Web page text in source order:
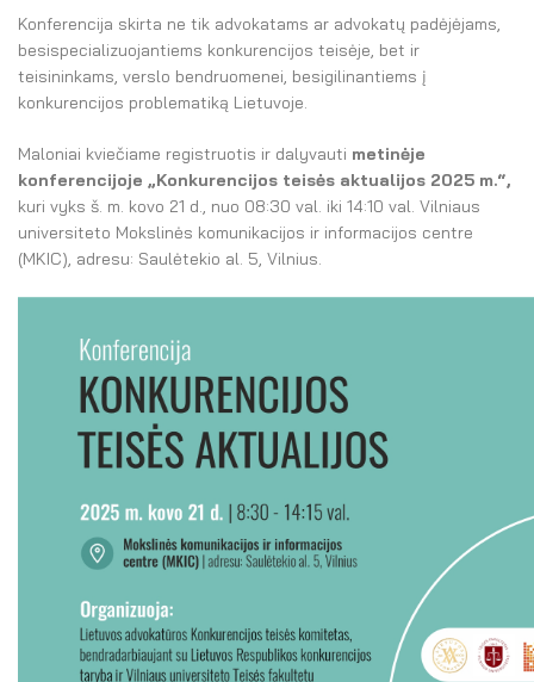
Konferencija skirta ne tik advokatams ar advokatų padėjėjams,
besispecializuojantiems konkurencijos teisėje, bet ir
teisininkams, verslo bendruomenei, besigilinantiems į
konkurencijos problematiką Lietuvoje.
Maloniai kviečiame registruotis ir dalyvauti metinėje
konferencijoje „Konkurencijos teisės aktualijos 2025 m.“,
kuri vyks š. m. kovo 21 d., nuo 08:30 val. iki 14:10 val. Vilniaus
universiteto Mokslinės komunikacijos ir informacijos centre
(MKIC), adresu: Saulėtekio al. 5, Vilnius.